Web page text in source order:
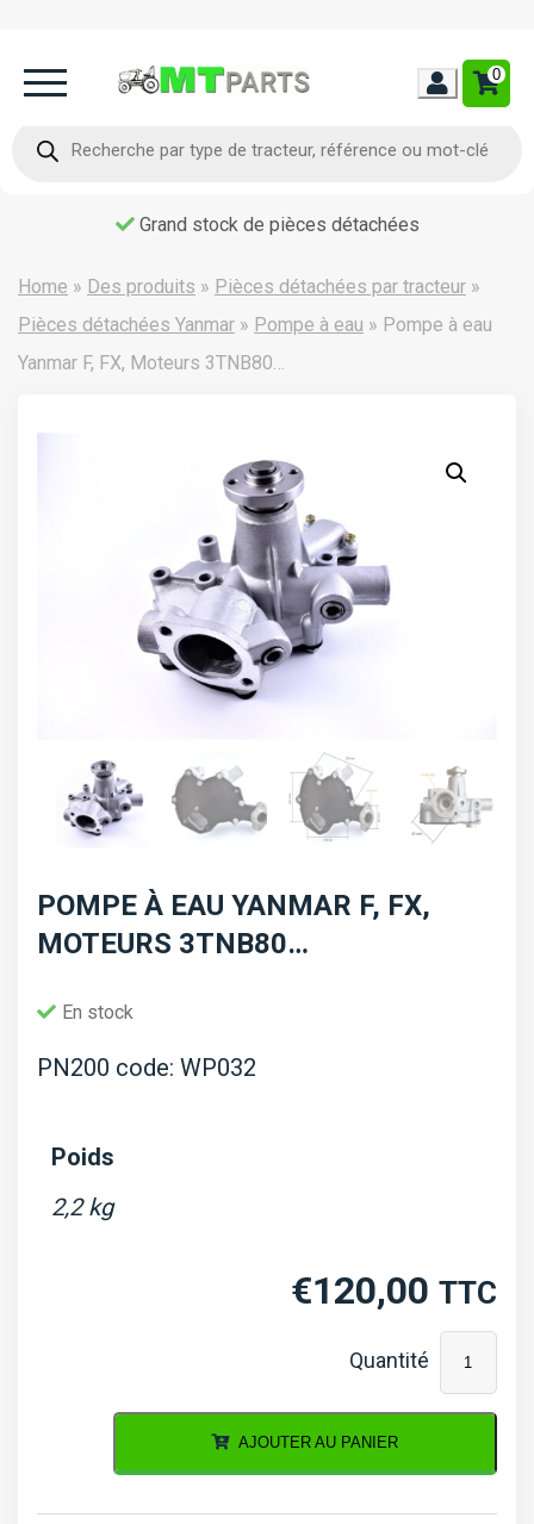
0
produits
Livraison dans toute la France
Home » Des produits » Pièces détachées par tracteur »
Pièces détachées Yanmar » Pompe à eau » Pompe à eau
Yanmar F, FX, Moteurs 3TNB80…
POMPE À EAU YANMAR F, FX,
MOTEURS 3TNB80…
En stock
PN200 code: WP032
Poids
2,2 kg
€120,00 TTC
de
Pompe
AJOUTER AU PANIER